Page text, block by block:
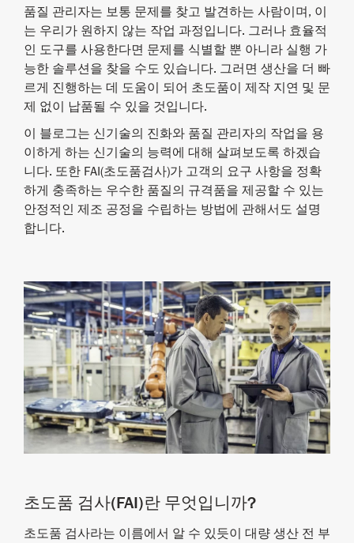
품질 관리자는 보통 문제를 찾고 발견하는 사람이며, 이
는 우리가 원하지 않는 작업 과정입니다. 그러나 효율적
인 도구를 사용한다면 문제를 식별할 뿐 아니라 실행 가
능한 솔루션을 찾을 수도 있습니다. 그러면 생산을 더 빠
르게 진행하는 데 도움이 되어 초도품이 제작 지연 및 문
제 없이 납품될 수 있을 것입니다.
이 블로그는 신기술의 진화와 품질 관리자의 작업을 용
이하게 하는 신기술의 능력에 대해 살펴보도록 하겠습
니다. 또한 FAI(초도품검사)가 고객의 요구 사항을 정확
하게 충족하는 우수한 품질의 규격품을 제공할 수 있는
안정적인 제조 공정을 수립하는 방법에 관해서도 설명
합니다.
초도품 검사(FAI)란 무엇입니까?
초도품 검사라는 이름에서 알 수 있듯이 대량 생산 전 부